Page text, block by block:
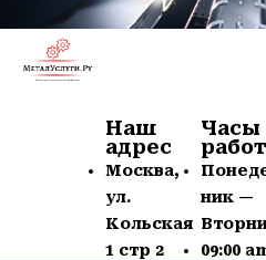
Наш
адрес
Москва,
ул.
Кольская
1 стр 2
Часы
ник —
09:00